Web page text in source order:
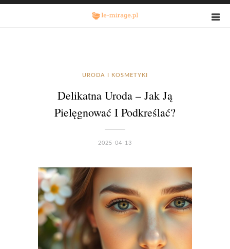
URODA I KOSMETYKI
Delikatna Uroda – Jak Ją
Pielęgnować I Podkreślać?
2025-04-13